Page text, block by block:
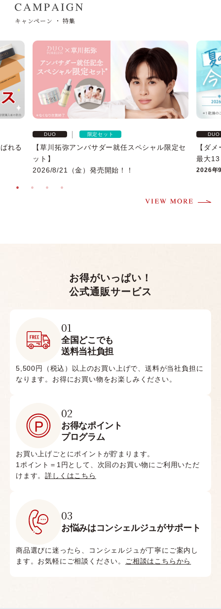
ベストコスメ受賞履歴
キャンペーン ・ 特集
れる
DUO 限定セット
【草川拓弥アンバサダー就任スペシャル限定セ
ット】
2026/8/21（金）発売開始！！
DUO
【ダ
最大
2026年
お得がいっぱい！
公式通販サービス
01
全国どこでも
送料当社負担
5,500円（税込）以上のお買い上げで、送料が当社負担に
なります。お得にお買い物をお楽しみください。
02
お得なポイント
プログラム
お買い上げごとにポイントが貯まります。
1ポイント＝1円として、次回のお買い物にご利用いただ
けます。詳しくはこちら
03
お悩みはコンシェルジュがサポート
商品選びに迷ったら、コンシェルジュが丁寧にご案内し
ます。お気軽にご相談ください。
ご相談はこちらから